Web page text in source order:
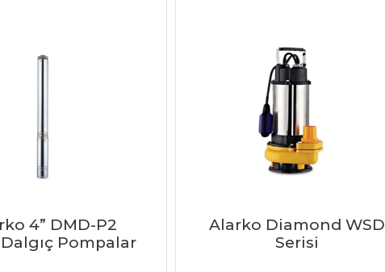
4” DMD-P2
Pompalar
Alarko Diamond WSD
Serisi